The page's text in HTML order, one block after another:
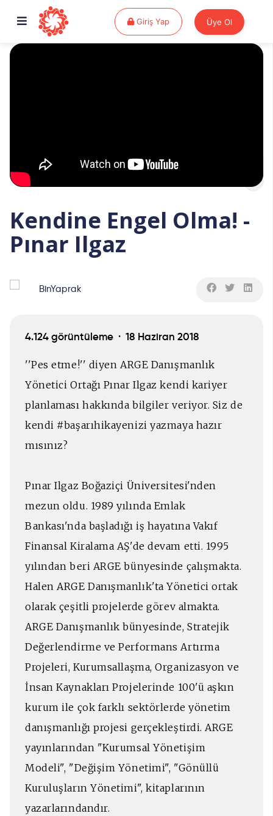
Giriş YapGiriş Yap Üye Ol
Kendine Engel Olma! -
Pınar Ilgaz
BinYaprak
4.124 görüntüleme · 18 Haziran 2018
''Pes etme!'' diyen ARGE Danışmanlık
Yönetici Ortağı Pınar Ilgaz kendi kariyer
planlaması hakkında bilgiler veriyor. Siz de
kendi #başarıhikayenizi yazmaya hazır
mısınız?
Pınar Ilgaz Boğaziçi Üniversitesi'nden
mezun oldu. 1989 yılında Emlak
Bankası'nda başladığı iş hayatına Vakıf
Finansal Kiralama AŞ'de devam etti. 1995
yılından beri ARGE bünyesinde çalışmakta.
Halen ARGE Danışmanlık'ta Yönetici ortak
olarak çeşitli projelerde görev almakta.
ARGE Danışmanlık bünyesinde, Stratejik
Değerlendirme ve Performans Artırma
Projeleri, Kurumsallaşma, Organizasyon ve
İnsan Kaynakları Projelerinde 100'ü aşkın
kurum ile çok farklı sektörlerde yönetim
danışmanlığı projesi gerçekleştirdi. ARGE
yayınlarından "Kurumsal Yönetişim
Modeli", "Değişim Yönetimi", "Gönüllü
Kuruluşların Yönetimi", kitaplarının
yazarlarındandır.